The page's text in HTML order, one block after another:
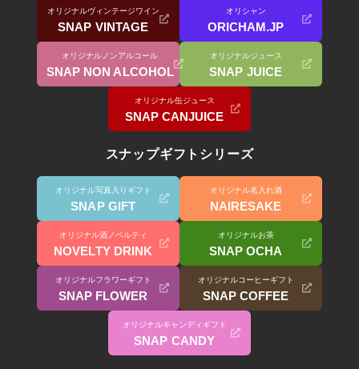
オリジナルヴィンテージワイン
SNAP VINTAGE
オリシャン
ORICHAM.JP
オリジナルノンアルコール
SNAP NON ALCOHOL
オリジナルジュース
SNAP JUICE
オリジナル缶ジュース
SNAP CANJUICE
スナップギフトシリーズ
オリジナル写真入りギフト
SNAP GIFT
オリジナル名入れ酒
NAIRESAKE
オリジナル酒ノベルティ
NOVELTY DRINK
オリジナルお茶
SNAP OCHA
オリジナルフラワーギフト
SNAP FLOWER
オリジナルコーヒーギフト
SNAP COFFEE
オリジナルキャンディギフト
SNAP CANDY